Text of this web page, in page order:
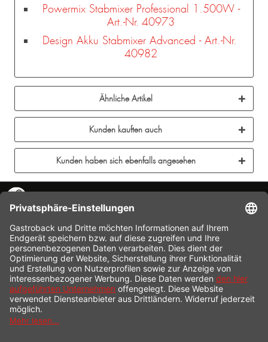
Powermix Stabmixer Professional 1.500W -
Art.-Nr. 40973
Design Akku Stabmixer Advanced - Art.-Nr.
40982
Ähnliche Artikel
Kunden kauften auch
Kunden haben sich ebenfalls angesehen
SERVICE HOTLINE
INFORMATION
SHOP SERVICE